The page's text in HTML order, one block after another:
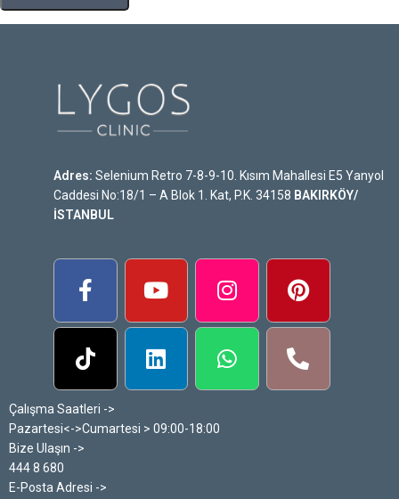
Adres: Selenium Retro 7-8-9-10. Kısım Mahallesi E5 Yanyol
Caddesi No:18/1 – A Blok 1. Kat, P.K. 34158 BAKIRKÖY/
İSTANBUL
Çalışma Saatleri ->
Pazartesi<->Cumartesi > 09:00-18:00
Bize Ulaşın ->
444 8 680
E-Posta Adresi ->